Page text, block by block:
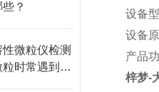
？
微粒仪检测
时常遇到的
设备
设备
产品
梓梦-